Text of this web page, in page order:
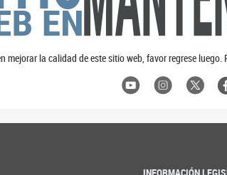
mejorar la calidad de este sitio web, favor regrese